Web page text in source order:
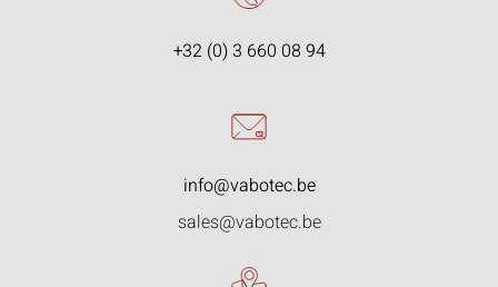
+32 (0) 3 660 08 94
info@vabotec.be
sales@vabotec.be